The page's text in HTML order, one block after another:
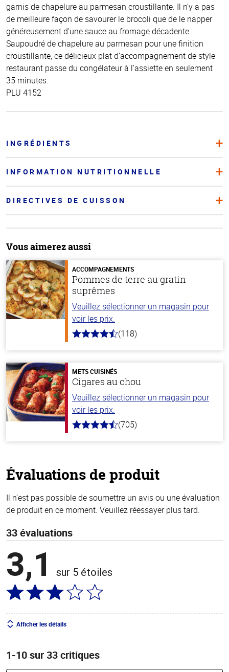
garnis de chapelure au parmesan croustillante. Il n'y a pas
de meilleure façon de savourer le brocoli que de le napper
généreusement d'une sauce au fromage décadente.
Saupoudré de chapelure au parmesan pour une finition
croustillante, ce délicieux plat d’accompagnement de style
restaurant passe du congélateur à l'assiette en seulement
35 minutes.
PLU 4152
INGRÉDIENTS
INFORMATION NUTRITIONNELLE
DIRECTIVES DE CUISSON
Vous aimerez aussi
ACCOMPAGNEMENTS
Pommes de terre au gratin
suprêmes
Veuillez sélectionner un magasin pour
voir les prix.
4.2
stars
(118)
METS CUISINÉS
Cigares au chou
Veuillez sélectionner un magasin pour
voir les prix.
4.6
(705)
Évaluations de produit
Il n’est pas possible de soumettre un avis ou une évaluation
de produit en ce moment. Veuillez réessayer plus tard.
33 évaluations
3,1 sur 5 étoiles
Afficher les détails
1-10 sur 33 critiques